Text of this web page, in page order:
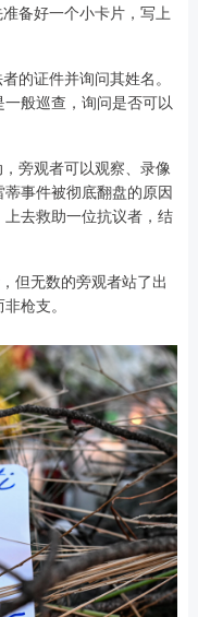
备好一个小卡片，写上
的证件并询问其姓名。
般巡查，询问是否可以
旁观者可以观察、录像
事件被彻底翻盘的原因
去救助一位抗议者，结
但无数的旁观者站了出
枪支。